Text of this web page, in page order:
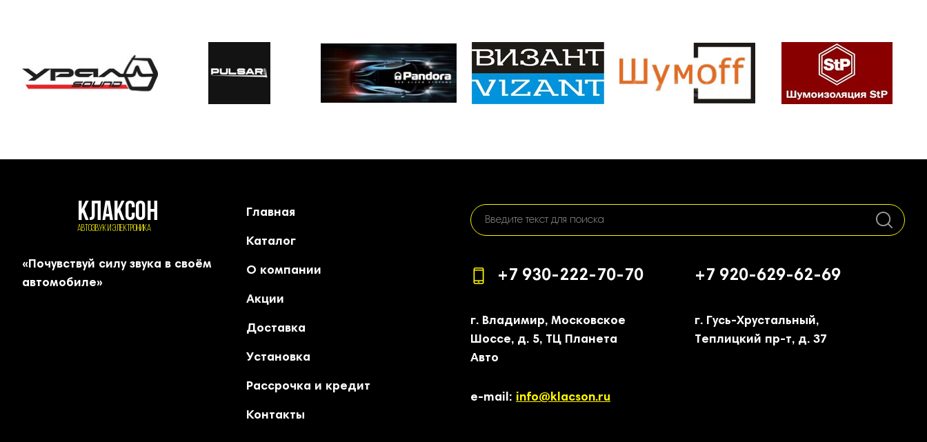
КЛАКСОН
АВТОЗВУК и ЭЛЕКТРОНИКА
«Почувствуй силу звука в своём
автомобиле»
Главная
Каталог
О компании
Акции
Доставка
Установка
Рассрочка и кредит
Контакты
+7 930-222-70-70 +7 920-629-62-69
г. Владимир, Московское
Шоссе, д. 5, ТЦ Планета
Авто
г. Гусь-Хрустальный,
Теплицкий пр-т, д. 37
e-mail: info@klacson.ru